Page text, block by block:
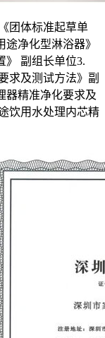
团体标准起草单
净化型淋浴器》
》 副组长单位3.
求及测试方法》副
器精准净化要求及
饮用水处理内芯精